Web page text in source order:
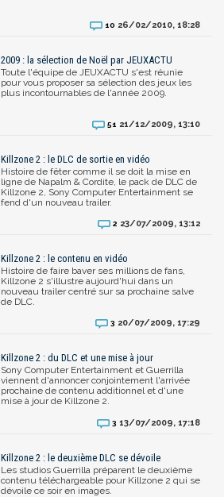
10 26/02/2010, 18:28
2009 : la sélection de Noël par JEUXACTU
Toute l'équipe de JEUXACTU s'est réunie
pour vous proposer sa sélection des jeux les
plus incontournables de l'année 2009.
51 21/12/2009, 13:10
Killzone 2 : le DLC de sortie en vidéo
Histoire de fêter comme il se doit la mise en
ligne de Napalm & Cordite, le pack de DLC de
Killzone 2, Sony Computer Entertainment se
fend d'un nouveau trailer.
2 23/07/2009, 13:12
Killzone 2 : le contenu en vidéo
Histoire de faire baver ses millions de fans,
Killzone 2 s'illustre aujourd'hui dans un
nouveau trailer centré sur sa prochaine salve
de DLC.
3 20/07/2009, 17:29
Killzone 2 : du DLC et une mise à jour
Sony Computer Entertainment et Guerrilla
viennent d'annoncer conjointement l'arrivée
prochaine de contenu additionnel et d'une
mise à jour de Killzone 2.
3 13/07/2009, 17:18
Killzone 2 : le deuxième DLC se dévoile
Les studios Guerrilla préparent le deuxième
contenu téléchargeable pour Killzone 2 qui se
dévoile ce soir en images.